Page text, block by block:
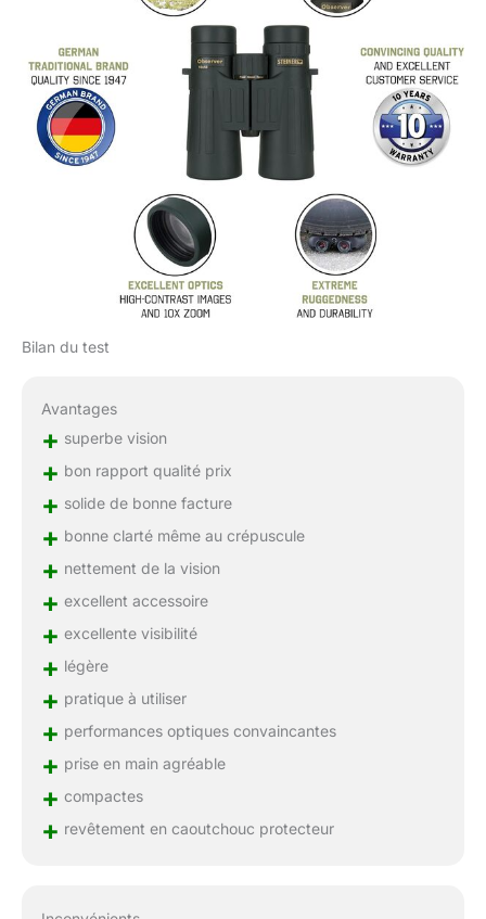
Bilan du test
Avantages
+ superbe vision
+ bon rapport qualité prix
+ solide de bonne facture
+ bonne clarté même au crépuscule
+ nettement de la vision
+ excellent accessoire
+ excellente visibilité
+ légère
+ pratique à utiliser
+ performances optiques convaincantes
+ prise en main agréable
+ compactes
+ revêtement en caoutchouc protecteur